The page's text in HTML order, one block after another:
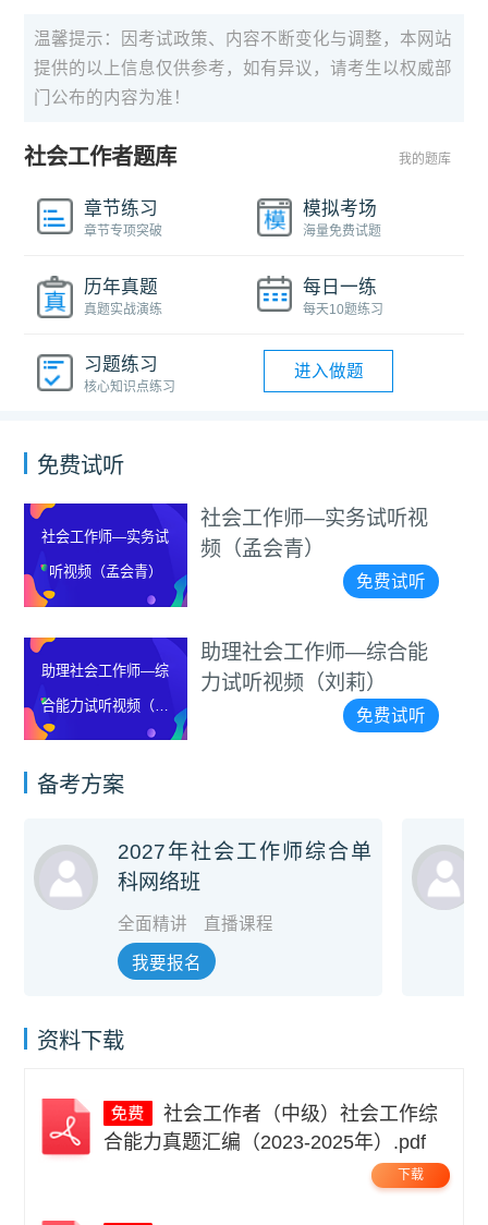
温馨提示：因考试政策、内容不断变化与调整，本网站
提供的以上信息仅供参考，如有异议，请考生以权威部
门公布的内容为准！
社会工作者题库 我的题库
章节练习
章节专项突破
模拟考场
海量免费试题
历年真题
真题实战演练
每日一练
每天10题练习
习题练习
核心知识点练习
进入做题
免费试听
社会工作师—实务试
听视频（孟会青）
社会工作师—实务试听视
频（孟会青）
免费试听
助理社会工作师—综
合能力试听视频（刘
莉）
助理社会工作师—综合能
力试听视频（刘莉）
免费试听
备考方案
2027年社会工作师综合单
科网络班
全面精讲 直播课程
我要报名
资料下载
社会工作者（中级）社会工作综
合能力真题汇编（2023-2025年）.pdf
下载